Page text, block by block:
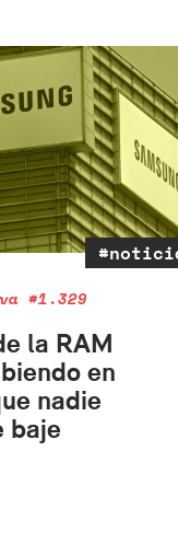
#1.329
la RAM
en
nadie
baje